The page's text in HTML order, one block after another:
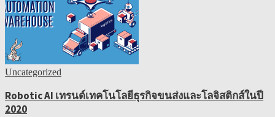
Uncategorized
Robotic AI เทรนด์เทคโนโลยีธุรกิจขนส่งและโลจิสติกส์ในปี
2020